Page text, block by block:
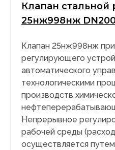
Клапан
25нж998нж
Клапан 25нж998нж
регулирующего
автоматического
технологическими
производств
Непрерывное
рабочей среды
осуществляется